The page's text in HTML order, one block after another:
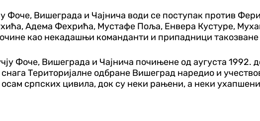
Фоче, Вишеграда и Чајнича води се поступак против
Адема Фехрића, Мустафе Поља, Енвера Кустуре,
као некадашњи команданти и припадници
Фоче, Вишеграда и Чајнича почињене од аугуста 1992.
снага Територијалне одбране Вишеград наредио и
српских цивила, док су неки рањени, а неки